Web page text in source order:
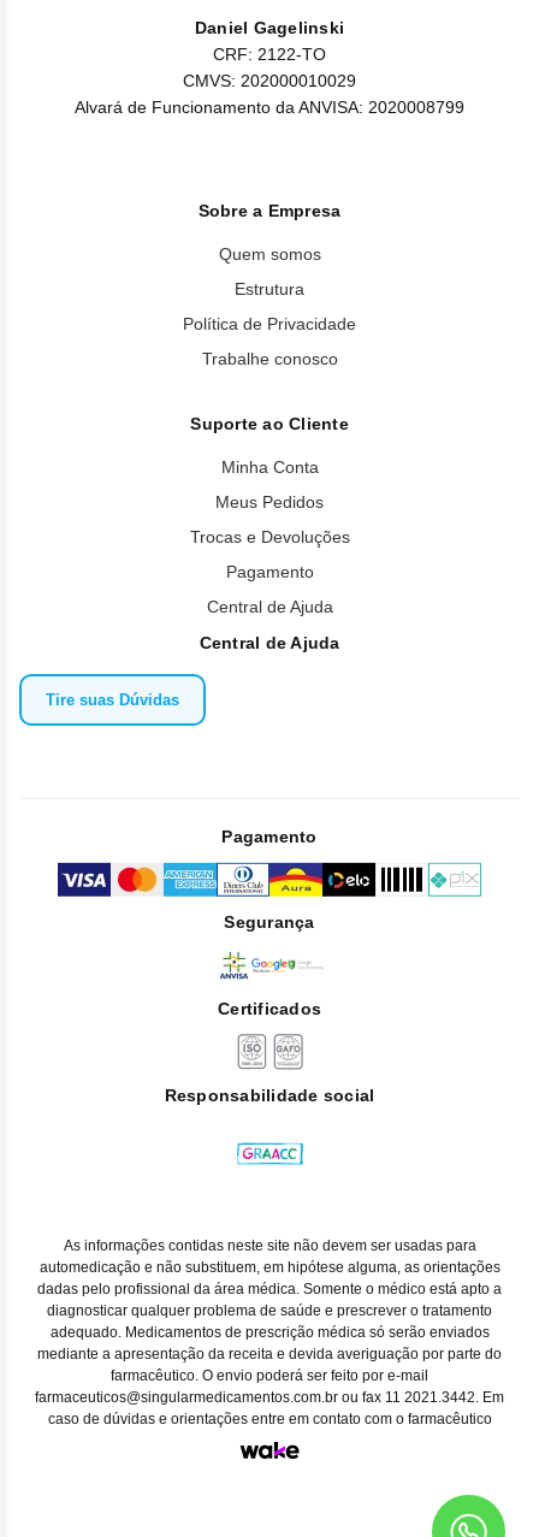
Daniel Gagelinski
CRF: 2122-TO
CMVS: 202000010029
Alvará de Funcionamento da ANVISA: 2020008799
Sobre a Empresa
Quem somos
Estrutura
Política de Privacidade
Trabalhe conosco
Suporte ao Cliente
Minha Conta
Meus Pedidos
Trocas e Devoluções
Pagamento
Central de Ajuda
Central de Ajuda
Tire suas Dúvidas
Pagamento
Segurança
Certificados
Responsabilidade social
As informações contidas neste site não devem ser usadas para
automedicação e não substituem, em hipótese alguma, as orientações
dadas pelo profissional da área médica. Somente o médico está apto a
diagnosticar qualquer problema de saúde e prescrever o tratamento
adequado. Medicamentos de prescrição médica só serão enviados
mediante a apresentação da receita e devida averiguação por parte do
farmacêutico. O envio poderá ser feito por e-mail
farmaceuticos@singularmedicamentos.com.br ou fax 11 2021.3442. Em
caso de dúvidas e orientações entre em contato com o farmacêutico